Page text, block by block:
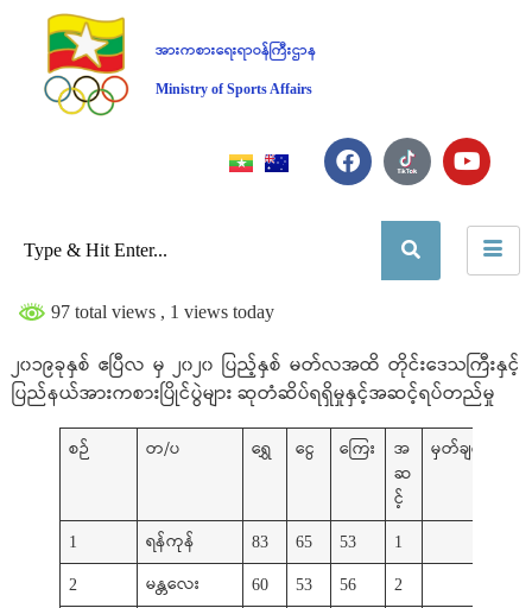
အားကစားရေးရာဝန်ကြီးဌာန
Ministry of Sports Affairs
97 total views , 1 views today
၂၀၁၉ခုနှစ် ဧပြီလ မှ ၂၀၂၀ ပြည့်နှစ် မတ်လအထိ တိုင်းဒေသကြီးနှင့်
ပြည်နယ်အားကစားပြိုင်ပွဲများ ဆုတံဆိပ်ရရှိမှုနှင့်အဆင့်ရပ်တည်မှု
စဉ် တ/ပ ရွှေ ငွေ ကြေး
အ
ဆ
င့်
မှတ်ချက်
1 ရန်ကုန် 83 65 53 1
2 မန္တလေး 60 53 56 2